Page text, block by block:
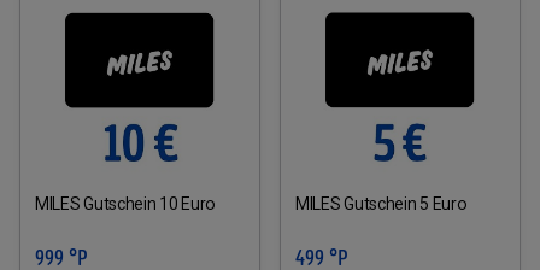
MILES Gutschein 10 Euro
999 °P
MILES Gutschein 5 Euro
499 °P